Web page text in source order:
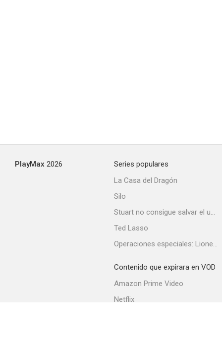
PlayMax 2026
Series populares
La Casa del Dragón
Silo
Stuart no consigue salvar el universo
Ted Lasso
Operaciones especiales: Lioness
Contenido que expirara en VOD
Amazon Prime Video
Netflix